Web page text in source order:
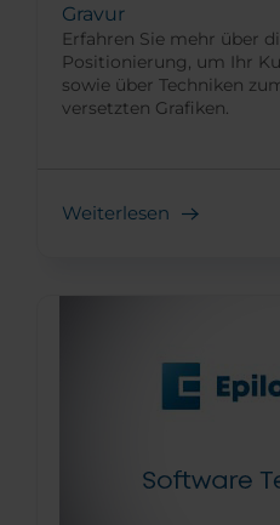
Gravur
Erfahren Sie mehr über
Positionierung, um Ihr
sowie über Techniken
versetzten Grafiken.
Weiterlesen